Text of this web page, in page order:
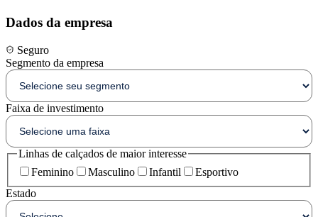
Dados da empresa
Seguro
Segmento da empresa
Faixa de investimento
Linhas de calçados de maior interesse
Feminino
Masculino Infantil
Esportivo
Estado